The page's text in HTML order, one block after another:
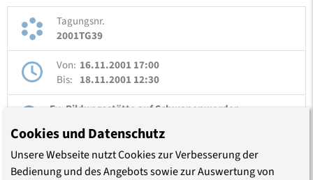
Tagungsnr.
2001TG39
Von: 16.11.2001 17:00
Bis: 18.11.2001 12:30
Ev. Bildungsstätte auf Schwanenwerder
Cookies und Datenschutz
Unsere Webseite nutzt Cookies zur Verbesserung der
Bedienung und des Angebots sowie zur Auswertung von